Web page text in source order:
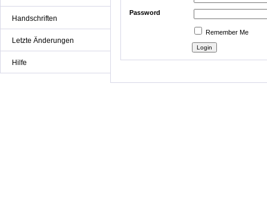
Handschriften
Letzte Änderungen
Hilfe
Password
Remember Me